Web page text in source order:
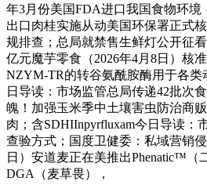
年3月份美国FDA进口我国食物环境
出口肉桂实施从动美国环保署正式
规排查；总局就禁售生鲜灯公开征
亿元魔芋零食（2026年4月8日）核
NZYM-TR的转谷氨酰胺酶用于各类
日导读：市场监管总局传递42批次
魄！加强玉米季中土壤害虫防治商
肉；含SDHIInpyrfluxam今日导读：
查验方式；国度卫健委：私域营销
日）安道麦正在美推出Phenatic™（
DGA（麦草畏），